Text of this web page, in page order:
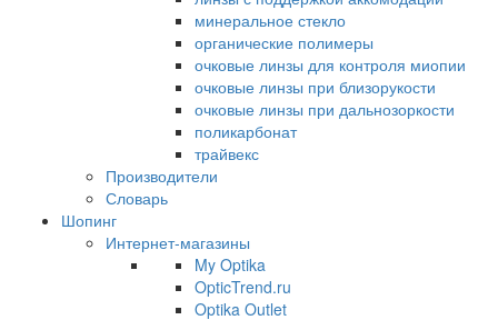
минеральное стекло
органические полимеры
очковые линзы для контроля миопии
очковые линзы при близорукости
очковые линзы при дальнозоркости
поликарбонат
трайвекс
Производители
Словарь
Шопинг
Интернет-магазины
My Optika
OpticTrend.ru
Optika Outlet